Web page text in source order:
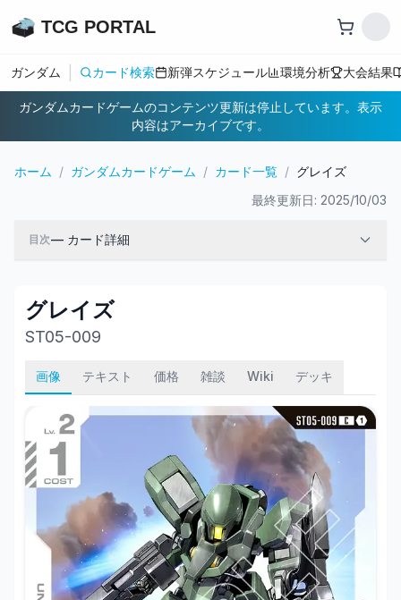
TCG PORTAL
ガンダム カード検索 新弾スケジュール 環境分析 大会結果
ガンダムカードゲームのコンテンツ更新は停止しています。表示
内容はアーカイブです。
ホーム / ガンダムカードゲーム / カード一覧 / グレイズ
最終更新日: 2025/10/03
目次— カード詳細
グレイズ
ST05-009
画像 テキスト 価格 雑談 Wiki デッキ